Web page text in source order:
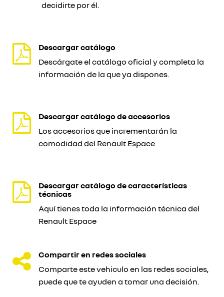
decidirte por él.
Descargar catálogo
Descárgate el catálogo oficial y completa la
información de la que ya dispones.
Descargar catálogo de accesorios
Los accesorios que incrementarán la
comodidad del Renault Espace
Descargar catálogo de características
técnicas
Aquí tienes toda la información técnica del
Renault Espace
Compartir en redes sociales
Comparte este vehiculo en las redes sociales,
puede que te ayuden a tomar una decisión.